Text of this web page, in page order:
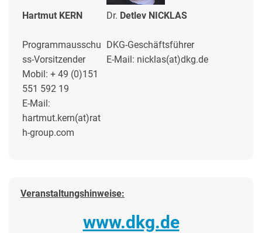
Hartmut KERN
Programmausschu
ss-Vorsitzender
Mobil: + 49 (0)151
551 592 19
E-Mail:
hartmut.kern(at)rat
h-group.com
Dr. Detlev NICKLAS
DKG-Geschäftsführer
E-Mail: nicklas(at)dkg.de
Veranstaltungshinweise:
www.dkg.de